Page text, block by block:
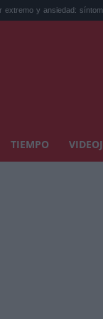
síntomas idénticos que
TIEMPO